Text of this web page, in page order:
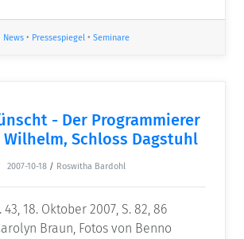
News• Pressespiegel• Seminare
- Der Programmierer
Wilhelm, Schloss Dagstuhl
2007-10-18 / Roswitha Bardohl
18. Oktober 2007, S. 82, 86
Braun, Fotos von Benno